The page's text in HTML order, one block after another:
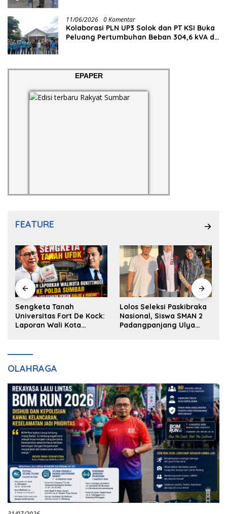
11/06/2026 0 Komentar
Kolaborasi PLN UP3 Solok dan PT KSI Buka
Peluang Pertumbuhan Beban 304,6 kVA di
EPAPER
FEATURE
Sengketa Tanah
Universitas Fort De Kock:
Laporan Wali Kota
Lolos Seleksi Paskibraka
Nasional, Siswa SMAN 2
Padangpanjang Ulya
OLAHRAGA